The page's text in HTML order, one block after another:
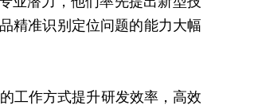
精准识别定位问题的能力大幅
工作方式提升研发效率，高效